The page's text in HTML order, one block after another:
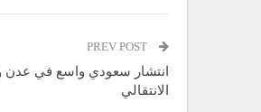
انتشار سعودي واسع في عدن
الانتقالي